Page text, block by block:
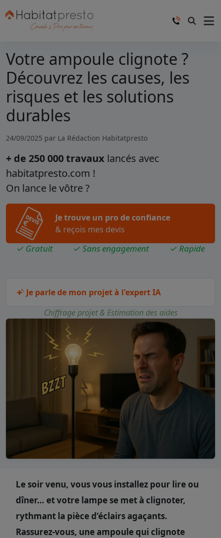
Votre ampoule clignote ?
Découvrez les causes, les
risques et les solutions
durables
24/09/2025 par La Rédaction Habitatpresto
+ de 250 000 travaux lancés avec
habitatpresto.com !
On lance le vôtre ?
Je trouve un pro de confiance
& reçois mes devis
✓ Gratuit ✓ Sans engagement ✓ Rapide
Je parle de mon projet à l'expert IA
Chiffrage projet & Estimation des aides
Le soir venu, vous vous installez pour lire ou
dîner… et votre lampe se met à clignoter,
rythmant la pièce d’éclairs agaçants.
Rassurez-vous, une ampoule qui clignote